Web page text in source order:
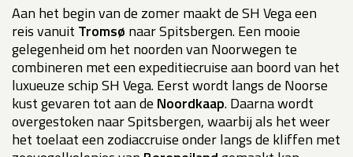
Aan het begin van de zomer maakt de SH Vega een
reis vanuit Tromsø naar Spitsbergen. Een mooie
gelegenheid om het noorden van Noorwegen te
combineren met een expeditiecruise aan boord van het
luxueuze schip SH Vega. Eerst wordt langs de Noorse
kust gevaren tot aan de Noordkaap. Daarna wordt
overgestoken naar Spitsbergen, waarbij als het weer
het toelaat een zodiaccruise onder langs de kliffen met